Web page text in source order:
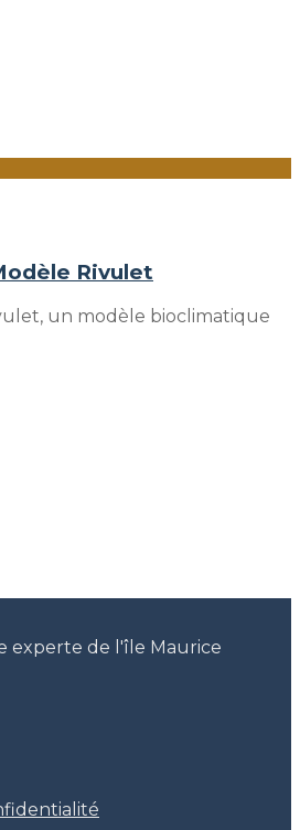
Rivulet
un modèle bioclimatique
experte de l'île Maurice